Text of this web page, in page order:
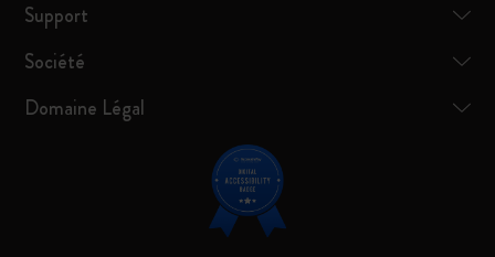
Support
Société
Domaine Légal